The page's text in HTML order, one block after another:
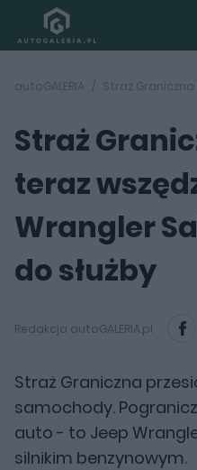
autoGALERIA
Straż
teraz
Wrangler
do służby
Redakcja autoGALERIA.pl
Straż Graniczna
samochody.
auto - to Jeep
silnikim benzynowym.